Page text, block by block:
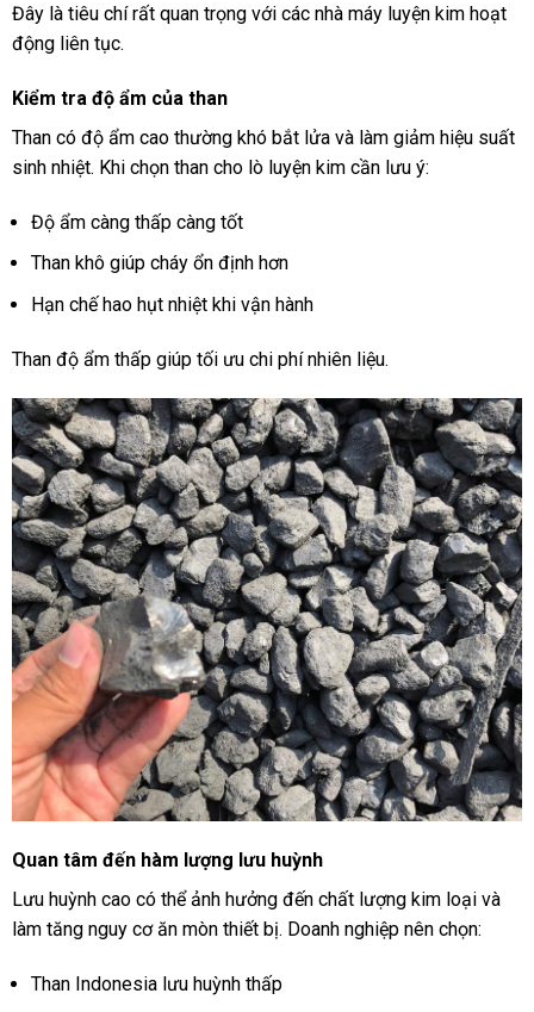
Đây là tiêu chí rất quan trọng với các nhà máy luyện kim hoạt
động liên tục.
Kiểm tra độ ẩm của than
Than có độ ẩm cao thường khó bắt lửa và làm giảm hiệu suất
sinh nhiệt. Khi chọn than cho lò luyện kim cần lưu ý:
Độ ẩm càng thấp càng tốt
Than khô giúp cháy ổn định hơn
Hạn chế hao hụt nhiệt khi vận hành
Than độ ẩm thấp giúp tối ưu chi phí nhiên liệu.
Quan tâm đến hàm lượng lưu huỳnh
Lưu huỳnh cao có thể ảnh hưởng đến chất lượng kim loại và
làm tăng nguy cơ ăn mòn thiết bị. Doanh nghiệp nên chọn:
Than Indonesia lưu huỳnh thấp